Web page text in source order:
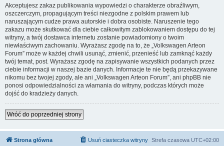
Akceptujesz zakaz publikowania wypowiedzi o charakterze obraźliwym,
oszczerczym, propagującym treści niezgodne z polskim prawem lub
naruszającym cudze prawa autorskie i dobra osobiste. Naruszenie tego
zakazu może skutkować dla ciebie całkowitym zablokowaniem dostępu do tej
witryny, a twój dostawca internetu zostanie powiadomiony o twoim
niewłaściwym zachowaniu. Wyrażasz zgodę na to, że „Volkswagen Arteon
Forum” może w każdej chwili usunąć, zmienić, przenieść lub zamknąć każdy
twój temat, post. Wyrażasz zgodę na zapisywanie wszystkich podanych przez
ciebie informacji w naszej bazie danych. Informacje te nie będą przekazywane
nikomu bez twojej zgody, ale ani „Volkswagen Arteon Forum”, ani phpBB nie
ponosi odpowiedzialności za włamania do witryny, podczas których może
dojść do kradzieży danych.
Wróć do poprzedniej strony
Strona główna Strefa czasowa UTC+02:00
Usuń ciasteczka witryny